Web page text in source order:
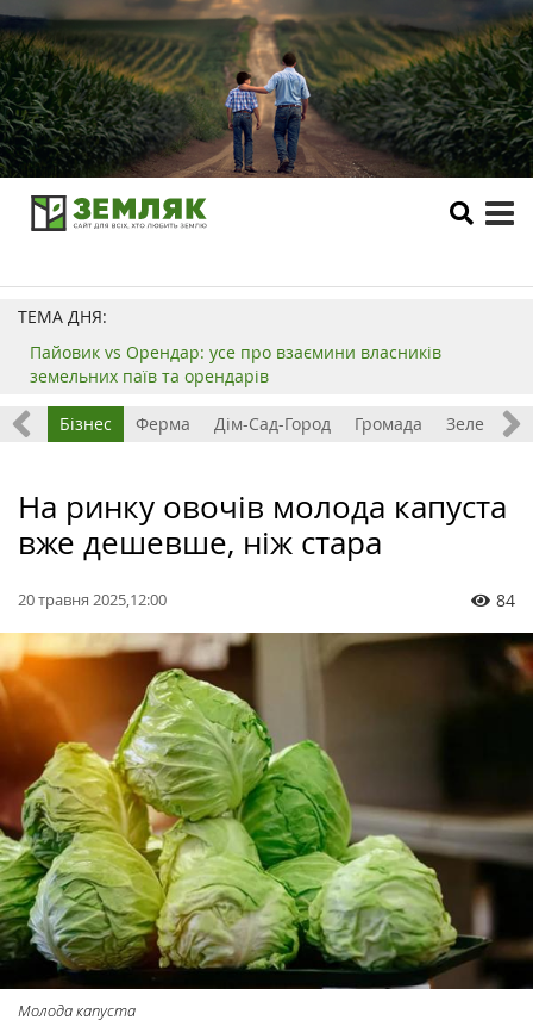
ТЕМА ДНЯ:
Пайовик vs Орендар: усе про взаємини власників
земельних паїв та орендарів
Бізнес Ферма Дім-Сад-Город Громада Зелений
На ринку овочів молода капуста
вже дешевше, ніж стара
20 травня 2025,12:00 84
Молода капуста